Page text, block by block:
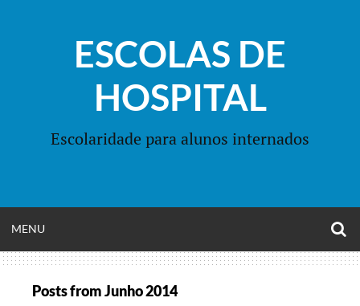
ESCOLAS DE
HOSPITAL
Escolaridade para alunos internados
MENU
MENU
Posts fromJunho 2014